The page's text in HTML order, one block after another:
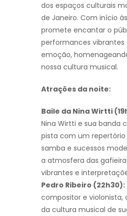
dos espaços culturais
de Janeiro. Com início
promete encantar o
performances vibrantes
emoção,
nossa cultura musical.
Atrações da noite:
Baile da Nina Wirtti
Nina Wirtti e sua banda
pista com um repertório
samba e sucessos
a atmosfera das
vibrantes e
Pedro Ribeiro (22h30):
compositor e violonista,
da cultura musical de